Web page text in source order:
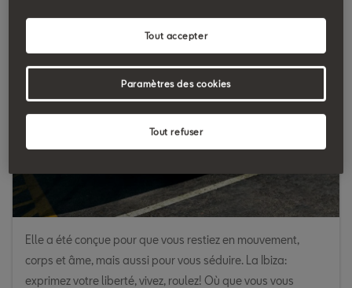
Elle a été conçue pour que vous restiez en mouvement,
corps et âme, mais aussi pour vous séduire. La Ibiza:
exprimez votre liberté, vivez, roulez! Où que vous vous
Tout refuser
Tout accepter
Paramètres des cookies